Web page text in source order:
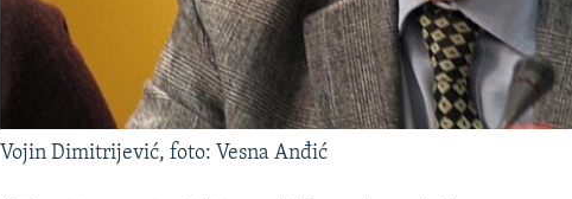
Vojin Dimitrijević, foto: Vesna Anđić